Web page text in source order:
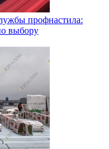
профнастила:
выбору